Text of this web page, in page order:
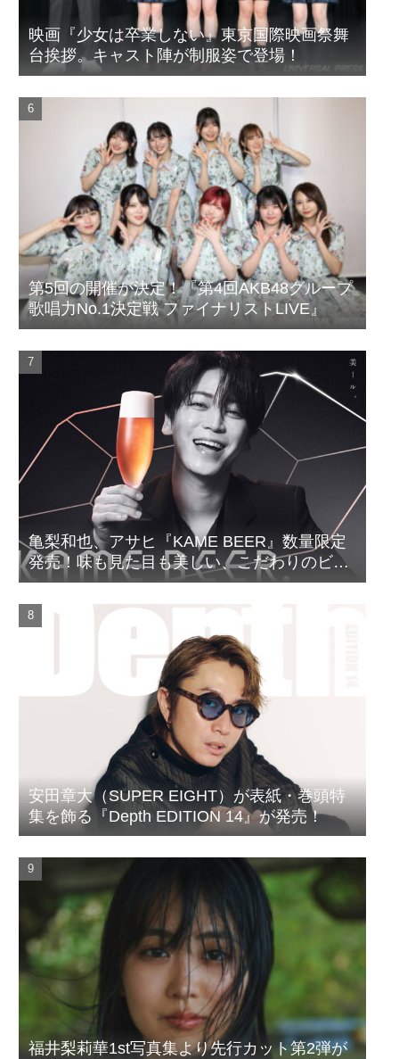
映画『少女は卒業しない』東京国際映画祭舞
台挨拶。キャスト陣が制服姿で登場！
第5回の開催が決定！『第4回AKB48グループ
歌唱力No.1決定戦 ファイナリストLIVE』
亀梨和也、アサヒ『KAME BEER』数量限定
発売！味も見た目も美しい、こだわりのビー
ルがついに完成
安田章大（SUPER EIGHT）が表紙・巻頭特
集を飾る『Depth EDITION 14』が発売！
福井梨莉華1st写真集より先行カット第2弾が